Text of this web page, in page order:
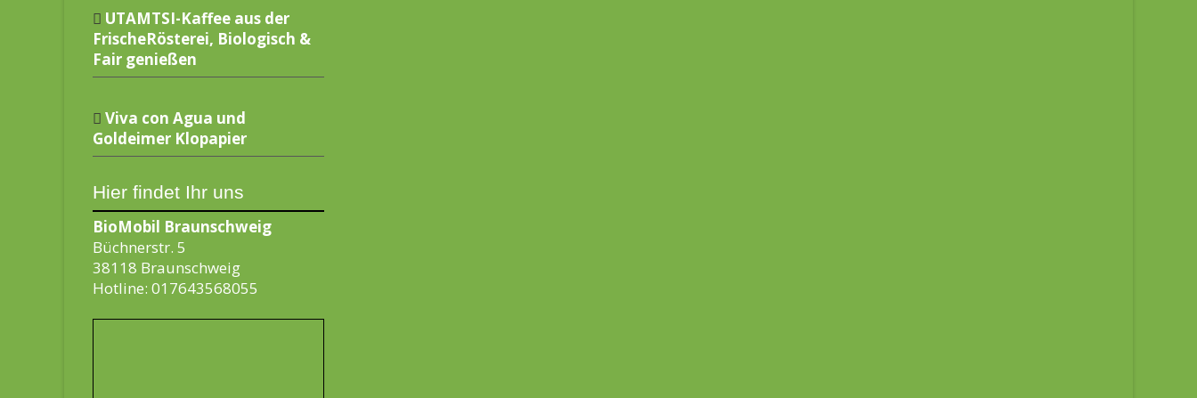
UTAMTSI-Kaffee aus der
FrischeRösterei, Biologisch &
Fair genießen
Viva con Agua und
Goldeimer Klopapier
Hier findet Ihr uns
BioMobil Braunschweig
Büchnerstr. 5
38118 Braunschweig
Hotline: 017643568055